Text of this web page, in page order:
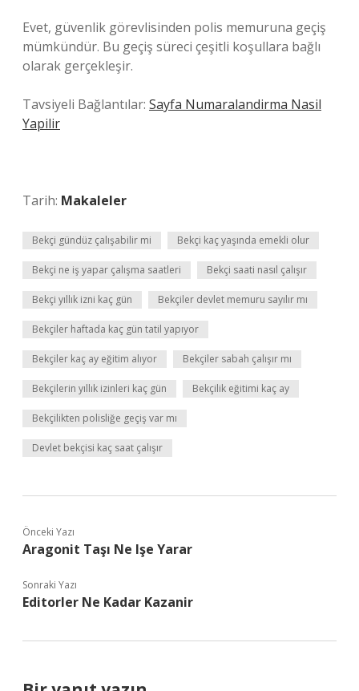
Evet, güvenlik görevlisinden polis memuruna geçiş
mümkündür. Bu geçiş süreci çeşitli koşullara bağlı
olarak gerçekleşir.
Tavsiyeli Bağlantılar: Sayfa Numaralandirma Nasil
Yapilir
Tarih: Makaleler
Bekçi gündüz çalışabilir mi Bekçi kaç yaşında emekli olur
Bekçi ne iş yapar çalışma saatleri Bekçi saati nasıl çalışır
Bekçi yıllık izni kaç gün Bekçiler devlet memuru sayılır mı
Bekçiler haftada kaç gün tatil yapıyor
Bekçiler kaç ay eğitim alıyor Bekçiler sabah çalışır mı
Bekçilerin yıllık izinleri kaç gün Bekçilik eğitimi kaç ay
Bekçilikten polisliğe geçiş var mı
Devlet bekçisi kaç saat çalışır
Önceki Yazı
Aragonit Taşı Ne Işe Yarar
Sonraki Yazı
Editorler Ne Kadar Kazanir